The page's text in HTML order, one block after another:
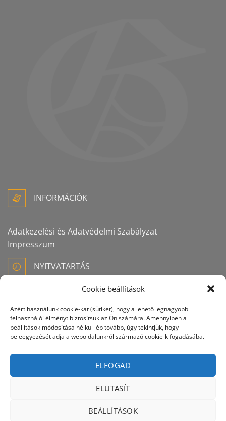
Cookie beállítások
Azért használunk cookie-kat (sütiket), hogy a lehető legnagyobb
felhasználói élményt biztosítsuk az Ön számára. Amennyiben a
beállítások módosítása nélkül lép tovább, úgy tekintjük, hogy
beleegyezését adja a weboldalunkról származó cookie-k fogadásába.
ELFOGAD
ELUTASÍT
BEÁLLÍTÁSOK
INFORMÁCIÓK
Adatkezelési és Adatvédelmi Szabályzat
Impresszum
NYITVATARTÁS
HÉTFŐ 07:00-16:30
KEDD 07:00-16:30
SZERDA 07:00-16:30
SZOMBAT 07:00-12:00